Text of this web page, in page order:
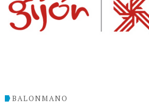
BALONMANO